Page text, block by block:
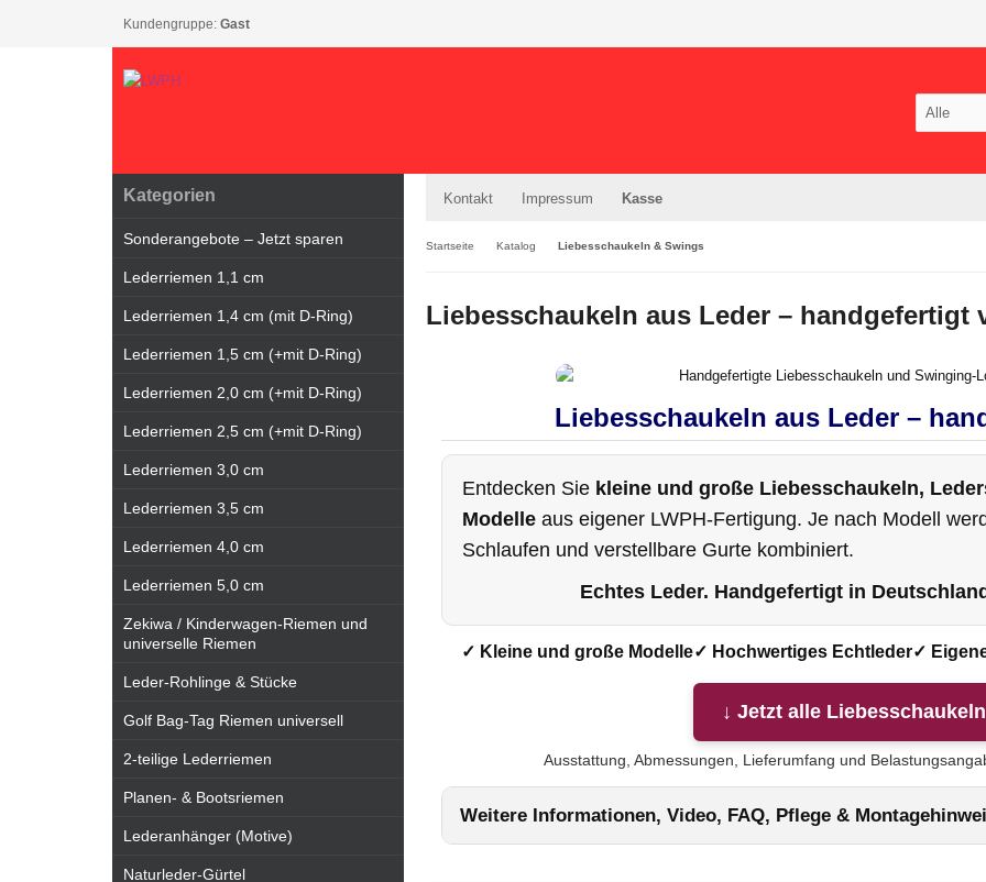
Kundengruppe: Gast
Kontakt Impressum Kasse
Startseite Katalog Liebesschaukeln & Swings
Liebesschaukeln aus Leder – handgefertigt
Liebesschaukeln aus Leder –
Entdecken Sie kleine und große Liebesschaukeln,
Modelle aus eigener LWPH-Fertigung. Je nach Modell
Schlaufen und verstellbare Gurte kombiniert.
Echtes Leder. Handgefertigt in
✓ Kleine und große Modelle✓ Hochwertiges Echtleder✓
↓ Jetzt alle
Ausstattung, Abmessungen, Lieferumfang und
Weitere Informationen, Video, FAQ, Pflege &
Kategorien
Sonderangebote – Jetzt sparen
Lederriemen 1,1 cm
Lederriemen 1,4 cm (mit D-Ring)
Lederriemen 1,5 cm (+mit D-Ring)
Lederriemen 2,0 cm (+mit D-Ring)
Lederriemen 2,5 cm (+mit D-Ring)
Lederriemen 3,0 cm
Lederriemen 3,5 cm
Lederriemen 4,0 cm
Lederriemen 5,0 cm
Zekiwa / Kinderwagen-Riemen und
universelle Riemen
Leder-Rohlinge & Stücke
Golf Bag-Tag Riemen universell
2-teilige Lederriemen
Planen- & Bootsriemen
Lederanhänger (Motive)
Naturleder-Gürtel